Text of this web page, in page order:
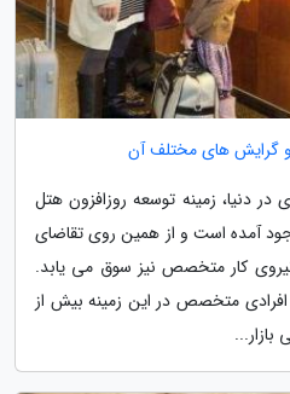
و گرایش های مختلف آن
دنیا، زمینه توسعه روزافزون هتل
آمده است و از همین روی تقاضای
کار متخصص نیز سوق می یابد.
افرادی متخصص در این زمینه بیش از